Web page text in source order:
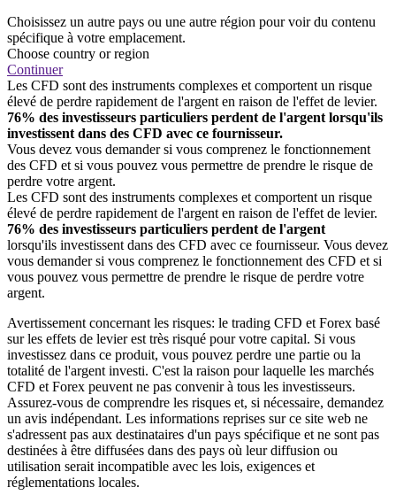
Choisissez un autre pays ou une autre région pour voir du contenu
spécifique à votre emplacement.
Choose country or region
Continuer
Les CFD sont des instruments complexes et comportent un risque
élevé de perdre rapidement de l'argent en raison de l'effet de levier.
76% des investisseurs particuliers perdent de l'argent lorsqu'ils
investissent dans des CFD avec ce fournisseur.
Vous devez vous demander si vous comprenez le fonctionnement
des CFD et si vous pouvez vous permettre de prendre le risque de
perdre votre argent.
Les CFD sont des instruments complexes et comportent un risque
élevé de perdre rapidement de l'argent en raison de l'effet de levier.
76% des investisseurs particuliers perdent de l'argent
lorsqu'ils investissent dans des CFD avec ce fournisseur. Vous devez
vous demander si vous comprenez le fonctionnement des CFD et si
vous pouvez vous permettre de prendre le risque de perdre votre
argent.
Avertissement concernant les risques: le trading CFD et Forex basé
sur les effets de levier est très risqué pour votre capital. Si vous
investissez dans ce produit, vous pouvez perdre une partie ou la
totalité de l'argent investi. C'est la raison pour laquelle les marchés
CFD et Forex peuvent ne pas convenir à tous les investisseurs.
Assurez-vous de comprendre les risques et, si nécessaire, demandez
un avis indépendant. Les informations reprises sur ce site web ne
s'adressent pas aux destinataires d'un pays spécifique et ne sont pas
destinées à être diffusées dans des pays où leur diffusion ou
utilisation serait incompatible avec les lois, exigences et
réglementations locales.